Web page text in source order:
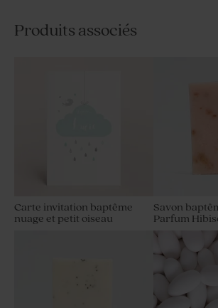
Produits associés
Carte invitation baptême
nuage et petit oiseau
Savon
Parfum